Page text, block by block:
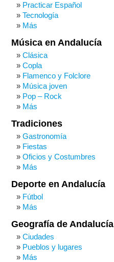
Practicar Español
Tecnología
Más
Música en Andalucía
Clásica
Copla
Flamenco y Folclore
Música joven
Pop – Rock
Más
Tradiciones
Gastronomía
Fiestas
Oficios y Costumbres
Más
Deporte en Andalucía
Fútbol
Más
Geografía de Andalucía
Ciudades
Pueblos y lugares
Más